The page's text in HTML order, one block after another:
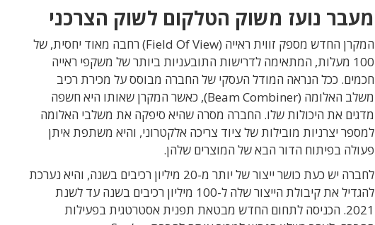
מעבר נועז משוק הטלקום לשוק הצרכני
המקרן החדש מספק זווית ראייה (Field Of View) רחבה מאוד יחסית, של
100 מעלות, המתאימה לדרישות התובעניות ביותר של משקפי ראייה
חכמים. ככל הנראה המודל העסקי של החברה מבוסס על מכירת רכיב
משלב האלומה (Beam Combiner), כאשר המקרן שאותו היא חשפה
מדגים את היכולות שלו. החברה מסרה שהיא סיפקה את משלבי האלומה
למספר יצרניות מובילות של ציוד צריכה אלקטרוני, והיא משתפת איתן
פעולה בפיתוח הדור הבא של המוצרים שלהן.
לחברה יש כעת כושר ייצור של יותר מ-20 מיליון רכיבים בשנה, והיא נערכת
להגדיל את קיבולת הייצור שלה ל-100 מיליון רכיבים בשנה עד לשנת
2021. הכניסה לתחום החדש מבטאת תפנית אסטרטגית בפעילות